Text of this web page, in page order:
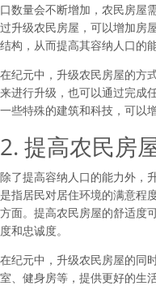
口数量会不断增加，农民房屋
过升级农民房屋，可以增加房
结构，从而提高其容纳人口的能
在纪元中，升级农民房屋的方
来进行升级，也可以通过完成
一些特殊的建筑和科技，可以
2. 提高农民房
除了提高容纳人口的能力外，
是指居民对居住环境的满意程
方面。提高农民房屋的舒适度
度和忠诚度。
在纪元中，升级农民房屋的同
室、健身房等，提供更好的生